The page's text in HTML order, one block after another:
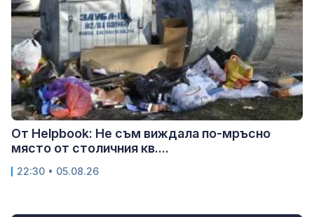
От Helpbook: Не съм виждала по-мръсно
място от столичния кв....
22:30 • 05.08.26